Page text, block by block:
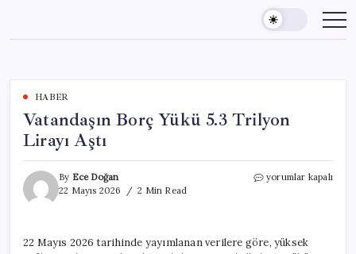
content
HABER
Vatandaşın Borç Yükü 5.3 Trilyon
Lirayı Aştı
By Ece Doğan
22 Mayıs 2026
2 Min Read
Vatandaşın
Lirayı
yorumlar kapalı
22 Mayıs 2026 tarihinde yayımlanan verilere göre, yüksek